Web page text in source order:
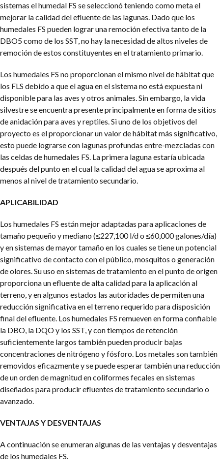
sistemas el humedal FS se seleccionó teniendo como meta el
mejorar la calidad del efluente de las lagunas. Dado que los
humedales FS pueden lograr una remoción efectiva tanto de la
DBO5 como de los SST, no hay la necesidad de altos niveles de
remoción de estos constituyentes en el tratamiento primario.
Los humedales FS no proporcionan el mismo nivel de hábitat que
los FLS debido a que el agua en el sistema no está expuesta ni
disponible para las aves y otros animales. Sin embargo, la vida
silvestre se encuentra presente principalmente en forma de sitios
de anidación para aves y reptiles. Si uno de los objetivos del
proyecto es el proporcionar un valor de hábitat más significativo,
esto puede lograrse con lagunas profundas entre-mezcladas con
las celdas de humedales FS. La primera laguna estaría ubicada
después del punto en el cual la calidad del agua se aproxima al
menos al nivel de tratamiento secundario.
APLICABILIDAD
Los humedales FS están mejor adaptadas para aplicaciones de
tamaño pequeño y mediano (≤227,100 l/d o ≤60,000 galones/día)
y en sistemas de mayor tamaño en los cuales se tiene un potencial
significativo de contacto con el público, mosquitos o generación
de olores. Su uso en sistemas de tratamiento en el punto de origen
proporciona un efluente de alta calidad para la aplicación al
terreno, y en algunos estados las autoridades de permiten una
reducción significativa en el terreno requerido para disposición
final del efluente. Los humedales FS remueven en forma confiable
la DBO, la DQO y los SST, y con tiempos de retención
suficientemente largos también pueden producir bajas
concentraciones de nitrógeno y fósforo. Los metales son también
removidos eficazmente y se puede esperar también una reducción
de un orden de magnitud en coliformes fecales en sistemas
diseñados para producir efluentes de tratamiento secundario o
avanzado.
VENTAJAS Y DESVENTAJAS
A continuación se enumeran algunas de las ventajas y desventajas
de los humedales FS.